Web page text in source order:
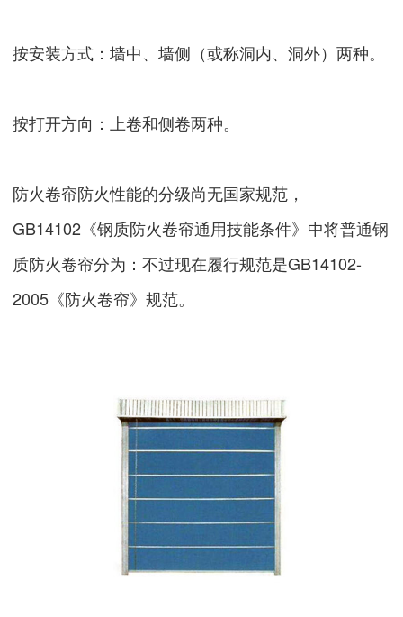
按安装方式：墙中、墙侧（或称洞内、洞外）两种。
按打开方向：上卷和侧卷两种。
防火卷帘防火性能的分级尚无国家规范，
GB14102《钢质防火卷帘通用技能条件》中将普通钢
质防火卷帘分为：不过现在履行规范是GB14102-
2005《防火卷帘》规范。